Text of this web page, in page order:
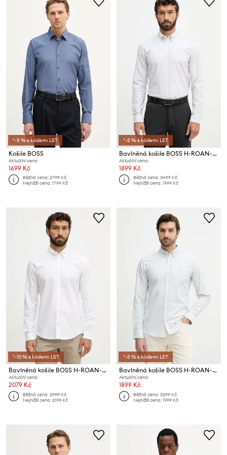
*-5 % s kódem: LST
Košile BOSS
Aktuální cena:
1699 Kč
Běžná cena:2799 Kč
Nejnižší cena:1799 Kč
*-5 % s kódem: LST
Bavlněná košile BOSS H-ROAN-BD-E-C1-261
Aktuální cena:
1899 Kč
Běžná cena:3499 Kč
Nejnižší cena:1999 Kč
*-10 % s kódem: LST
Bavlněná košile BOSS H-ROAN-BD-E-C1-261
Aktuální cena:
2079 Kč
Běžná cena:2999 Kč
Nejnižší cena:2199 Kč
*-5 % s kódem: LST
Bavlněná košile BOSS H-ROAN-BD-E-C1-261
Aktuální cena:
1899 Kč
Běžná cena:3299 Kč
Nejnižší cena:1999 Kč